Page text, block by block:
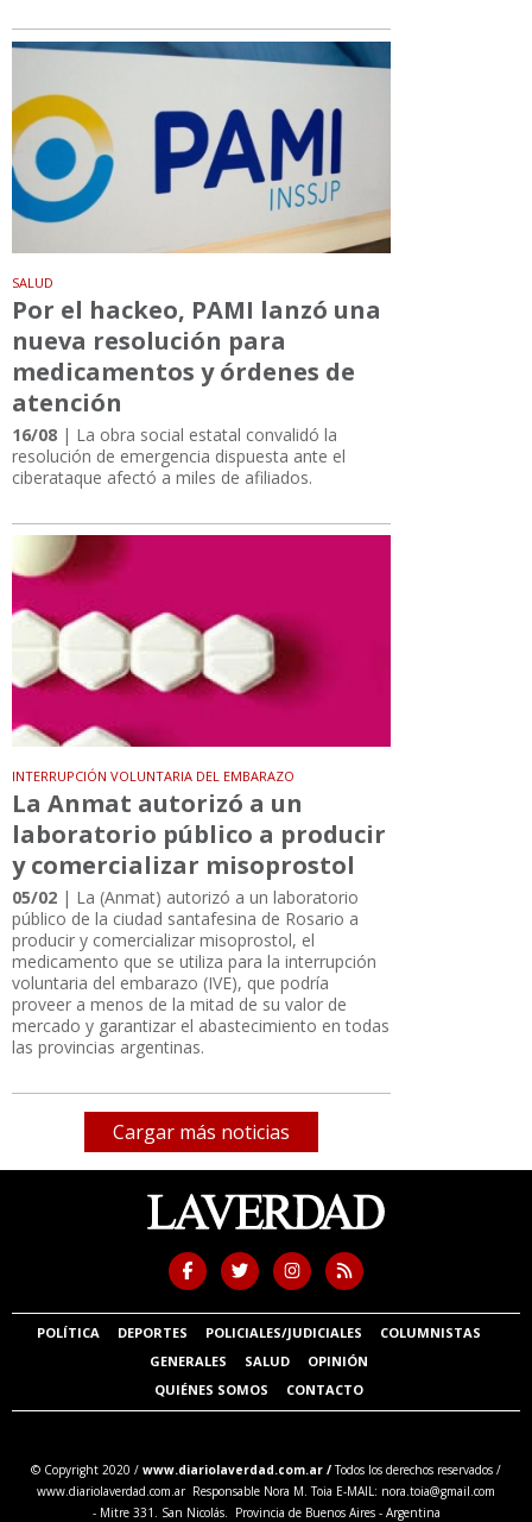
SALUD
Por el hackeo, PAMI lanzó una
nueva resolución para
medicamentos y órdenes de
atención
16/08 | La obra social estatal convalidó la
resolución de emergencia dispuesta ante el
ciberataque afectó a miles de afiliados.
INTERRUPCIÓN VOLUNTARIA DEL EMBARAZO
La Anmat autorizó a un
laboratorio público a producir
y comercializar misoprostol
05/02 | La (Anmat) autorizó a un laboratorio
público de la ciudad santafesina de Rosario a
producir y comercializar misoprostol, el
medicamento que se utiliza para la interrupción
voluntaria del embarazo (IVE), que podría
proveer a menos de la mitad de su valor de
mercado y garantizar el abastecimiento en todas
las provincias argentinas.
Cargar más noticias
POLÍTICA DEPORTES POLICIALES/JUDICIALES
COLUMNISTAS
GENERALES
SALUD
OPINIÓN
QUIÉNES SOMOS
CONTACTO
© Copyright 2020 / www.diariolaverdad.com.ar /Todos los derechos reservados /
www.diariolaverdad.com.ar Responsable Nora M. Toia E-MAIL: nora.toia@gmail.com
- Mitre 331. San Nicolás. Provincia de Buenos Aires - Argentina